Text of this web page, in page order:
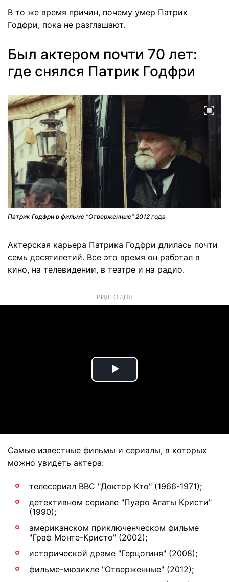
В то же время причин, почему умер Патрик
Годфри, пока не разглашают.
Был актером почти 70 лет:
где снялся Патрик Годфри
Патрик Годфри в фильме "Отверженные" 2012 года
Актерская карьера Патрика Годфри длилась почти
семь десятилетий. Все это время он работал в
кино, на телевидении, в театре и на радио.
ВИДЕО ДНЯ
Play
Самые известные фильмы и сериалы, в которых
можно увидеть актера:
телесериал BBC "Доктор Кто" (1966-1971);
детективном сериале "Пуаро Агаты Кристи"
(1990);
американском приключенческом фильме
"Граф Монте-Кристо" (2002);
исторической драме "Герцогиня" (2008);
фильме-мюзикле "Отверженные" (2012);